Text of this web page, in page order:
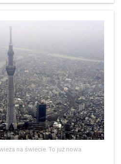
na świecie. To już nowa